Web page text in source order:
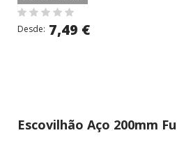
Desde: 7,49 €
Escovilhão Aço 200mm